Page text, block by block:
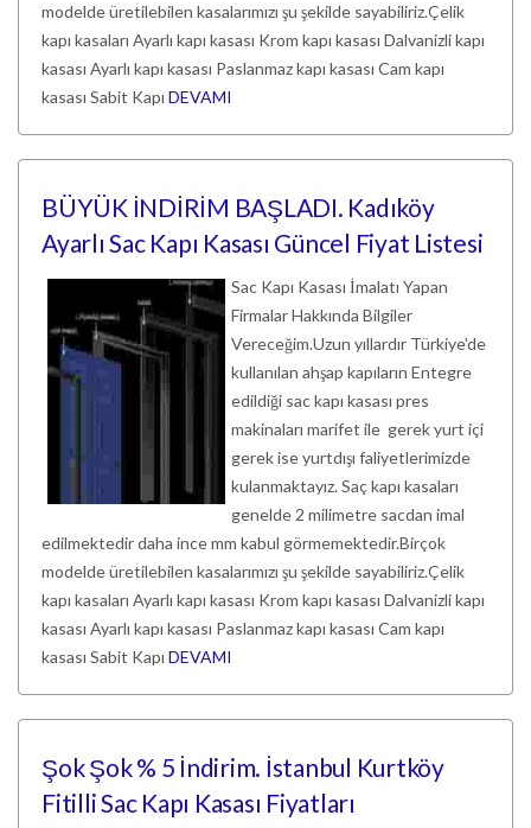
modelde üretilebilen kasalarımızı şu şekilde sayabiliriz.Çelik
kapı kasaları Ayarlı kapı kasası Krom kapı kasası Dalvanizli kapı
kasası Ayarlı kapı kasası Paslanmaz kapı kasası Cam kapı
kasası Sabit Kapı DEVAMI
BÜYÜK İNDİRİM BAŞLADI. Kadıköy
Ayarlı Sac Kapı Kasası Güncel Fiyat Listesi
Sac Kapı Kasası İmalatı Yapan
Firmalar Hakkında Bilgiler
Vereceğim.Uzun yıllardır Türkiye'de
kullanılan ahşap kapıların Entegre
edildiği sac kapı kasası pres
makinaları marifet ile gerek yurt içi
gerek ise yurtdışı faliyetlerimizde
kulanmaktayız. Saç kapı kasaları
genelde 2 milimetre sacdan imal
edilmektedir daha ince mm kabul görmemektedir.Birçok
modelde üretilebilen kasalarımızı şu şekilde sayabiliriz.Çelik
kapı kasaları Ayarlı kapı kasası Krom kapı kasası Dalvanizli kapı
kasası Ayarlı kapı kasası Paslanmaz kapı kasası Cam kapı
kasası Sabit Kapı DEVAMI
Şok Şok % 5 İndirim. İstanbul Kurtköy
Fitilli Sac Kapı Kasası Fiyatları